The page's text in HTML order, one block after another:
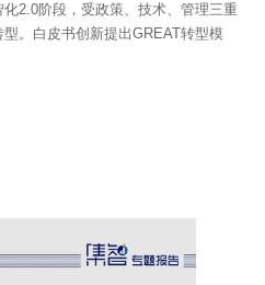
2.0阶段，受政策、技术、管理三重
。白皮书创新提出GREAT转型模